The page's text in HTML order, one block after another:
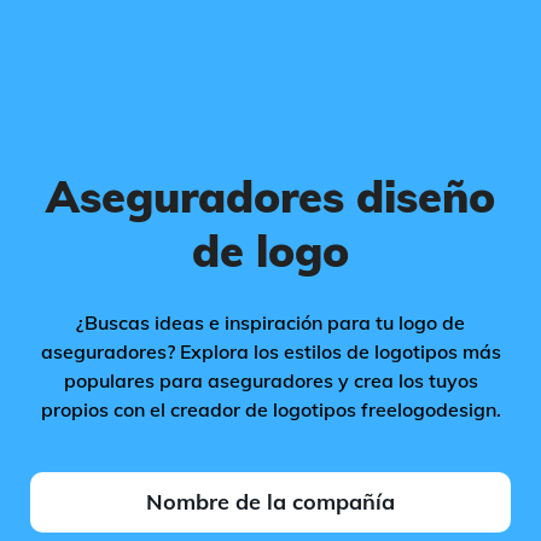
Aseguradores diseño
de logo
¿Buscas ideas e inspiración para tu logo de
aseguradores? Explora los estilos de logotipos más
populares para aseguradores y crea los tuyos
propios con el creador de logotipos freelogodesign.